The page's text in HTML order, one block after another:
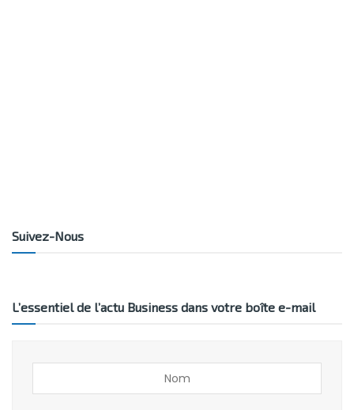
Suivez-Nous
L’essentiel de l’actu Business dans votre boîte e-mail